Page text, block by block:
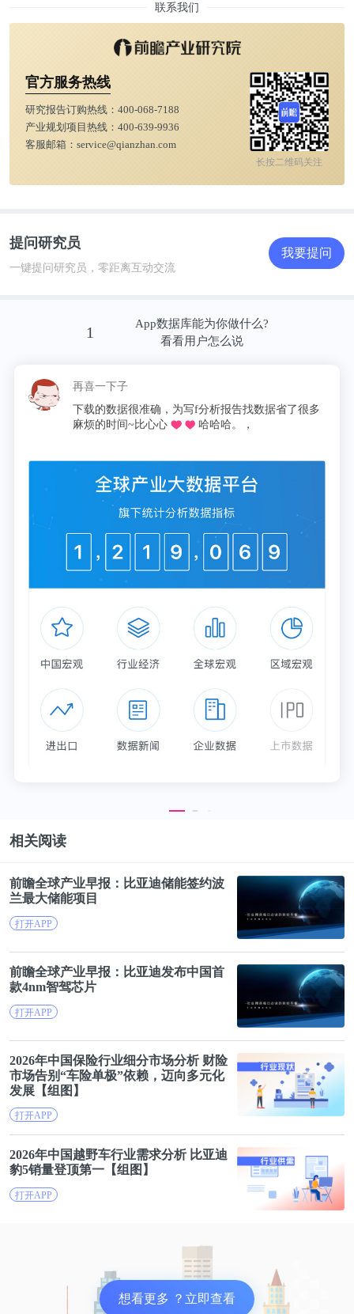
联系我们
官方服务热线
研究报告订购热线： 400-068-7188
产业规划项目热线： 400-639-9936
客服邮箱： service@qianzhan.com
长按二维码关注
提问研究员
一键提问研究员，零距离互动交流
我要提问
1
App数据库能为你做什么?
看看用户怎么说
再喜一下子
下载的数据很准确，为写f分析报告找数据省了很多
麻烦的时间~比心心
哈哈哈。，
相关阅读
前瞻全球产业早报： 比亚迪储能签约波
兰最大储能项目
打开APP
前瞻全球产业早报： 比亚迪发布中国首
款4nm智驾芯片
打开APP
2026年中国保险行业细分市场分析 财险
市场告别“车险单极”依赖，迈向多元化
发展【组图】
打开APP
2026年中国越野车行业需求分析 比亚迪
豹5销量登顶第一【组图】
打开APP
想看更多 ？立即查看